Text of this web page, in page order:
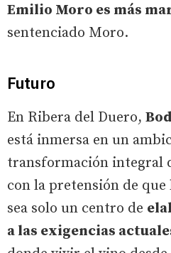
Emilio Moro es más
sentenciado Moro.
Futuro
En Ribera del Duero,
está inmersa en un
transformación integral
con la pretensión de que
sea solo un centro de
a las exigencias